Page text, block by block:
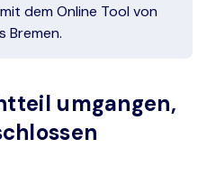
dem Online Tool von
Bremen.
umgangen,